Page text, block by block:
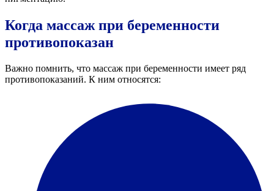
Когда массаж при беременности
противопоказан
Важно помнить, что массаж при беременности имеет ряд
противопоказаний. К ним относятся: